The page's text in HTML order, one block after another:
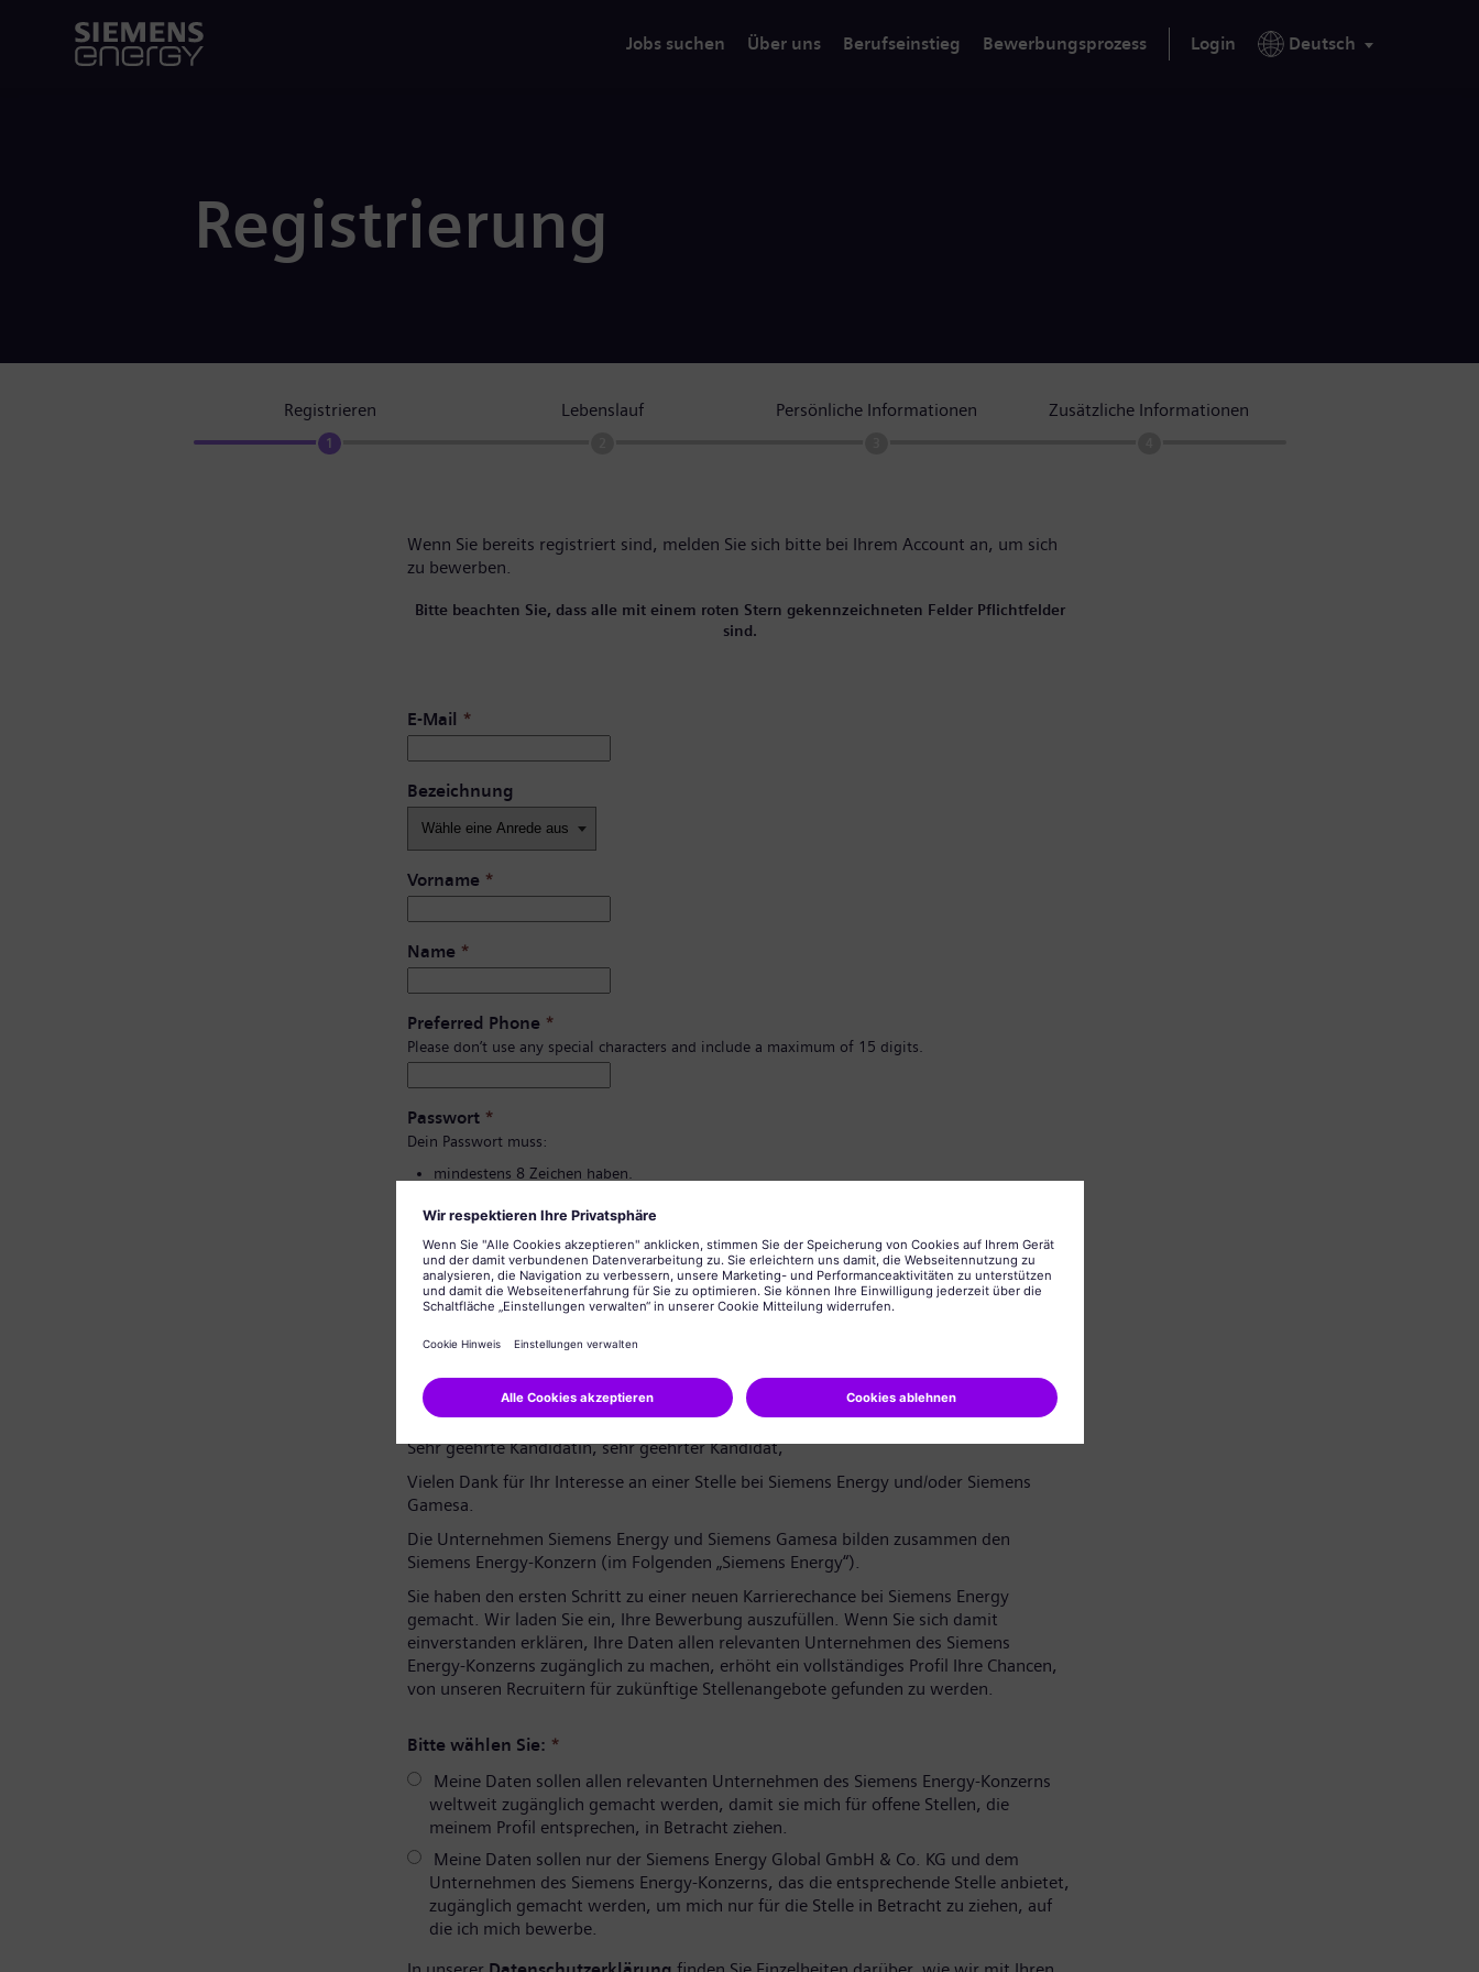
Jobs suchen Über uns Berufseinstieg Bewerbungsprozess Login Deutsch
Registrierung
Registrieren
1
Lebenslauf Persönliche Informationen Zusätzliche Informationen
Wenn Sie bereits registriert sind, melden Sie sich bitte bei Ihrem Account an, um sich
zu bewerben.
Bitte beachten Sie, dass alle mit einem roten Stern gekennzeichneten Felder Pflichtfelder
sind.
E-Mail *
Bezeichnung
Vorname *
Name *
Preferred Phone *
Please don’t use any special characters and include a maximum of 15 digits.
Passwort *
Dein Passwort muss:
mindestens 8 Zeichen haben.
keine allgemein üblichen Wörter enthalten.
Bestätigung des Passworts*
Datenschutzerklärung
Sehr geehrte Kandidatin, sehr geehrter Kandidat,
Vielen Dank für Ihr Interesse an einer Stelle bei Siemens Energy und/oder Siemens
Gamesa.
Die Unternehmen Siemens Energy und Siemens Gamesa bilden zusammen den
Siemens Energy-Konzern (im Folgenden „Siemens Energy“).
Sie haben den ersten Schritt zu einer neuen Karrierechance bei Siemens Energy
gemacht. Wir laden Sie ein, Ihre Bewerbung auszufüllen. Wenn Sie sich damit
einverstanden erklären, Ihre Daten allen relevanten Unternehmen des Siemens
Energy-Konzerns zugänglich zu machen, erhöht ein vollständiges Profil Ihre Chancen,
von unseren Recruitern für zukünftige Stellenangebote gefunden zu werden.
Bitte wählen Sie: *
Meine Daten sollen allen relevanten Unternehmen des Siemens Energy-Konzerns
weltweit zugänglich gemacht werden, damit sie mich für offene Stellen, die
meinem Profil entsprechen, in Betracht ziehen.
Meine Daten sollen nur der Siemens Energy Global GmbH & Co. KG und dem
Unternehmen des Siemens Energy-Konzerns, das die entsprechende Stelle anbietet,
zugänglich gemacht werden, um mich nur für die Stelle in Betracht zu ziehen, auf
die ich mich bewerbe.